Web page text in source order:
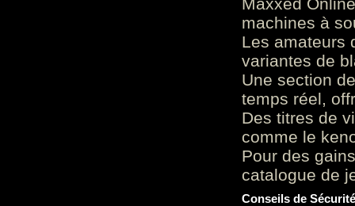
machines à
Les amateurs
variantes de
Une section
temps réel,
Des titres de
comme le
Pour des
catalogue de
Conseils de